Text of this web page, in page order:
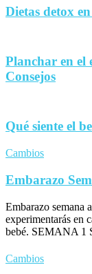
Dietas detox
Planchar en el
Consejos
Qué siente el
Cambios
Embarazo
Embarazo semana
experimentarás en
bebé. SEMANA
Cambios